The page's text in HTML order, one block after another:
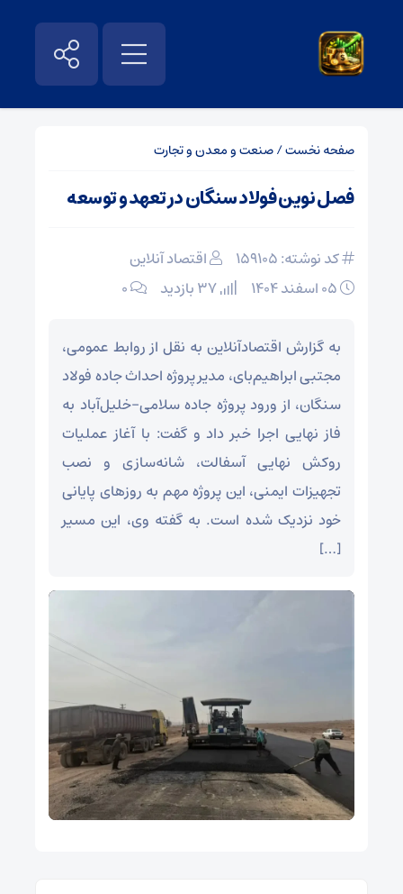
صفحه نخست/صنعت و معدن و تجارت
فصل نوین فولاد سنگان در تعهد و توسعه
کد نوشته: 159105
اقتصاد آنلاین
۰
به گزارش اقتصادآنلاین به نقل از روابط عمومی،
مجتبی ابراهیم‌بای، مدیر پروژه احداث جاده فولاد
سنگان، از ورود پروژه جاده سلامی–خلیل‌آباد به
فاز نهایی اجرا خبر داد و گفت: با آغاز عملیات
روکش نهایی آسفالت، شانه‌سازی و نصب
تجهیزات ایمنی، این پروژه مهم به روزهای پایانی
خود نزدیک شده است. به گفته وی، این مسیر
[…]